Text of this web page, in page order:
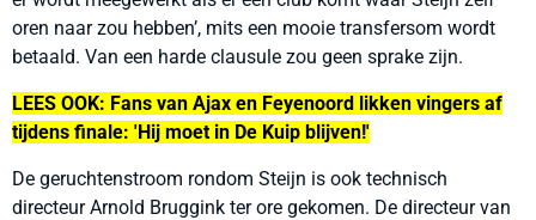
oren naar zou hebben’, mits een mooie transfersom wordt
betaald. Van een harde clausule zou geen sprake zijn.
LEES OOK: Fans van Ajax en Feyenoord likken vingers af
tijdens finale: 'Hij moet in De Kuip blijven!'
De geruchtenstroom rondom Steijn is ook technisch
directeur Arnold Bruggink ter ore gekomen. De directeur van